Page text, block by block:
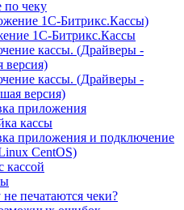
чеку
1С-Битрикс.Кассы)
1С-Битрикс.Кассы
кассы. (Драйверы -
версия)
кассы. (Драйверы -
версия)
приложения
кассы
приложения и подключение
CentOS)
кассой
печатаются чеки?